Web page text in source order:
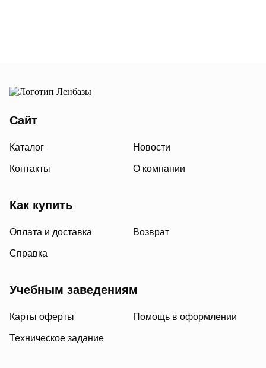
Сайт
Каталог Новости
Контакты О компании
Как купить
Оплата и доставка Возврат
Справка
Учебным заведениям
Карты оферты Помощь в оформлении
Техническое задание